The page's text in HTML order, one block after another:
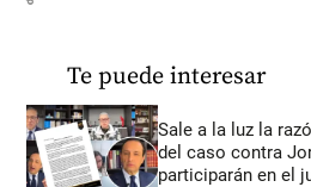
Te puede interesar
Sale a la luz la
del caso contra
participarán en el